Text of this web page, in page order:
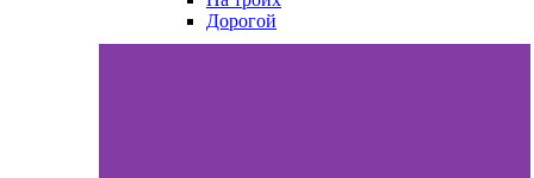
Дорогой